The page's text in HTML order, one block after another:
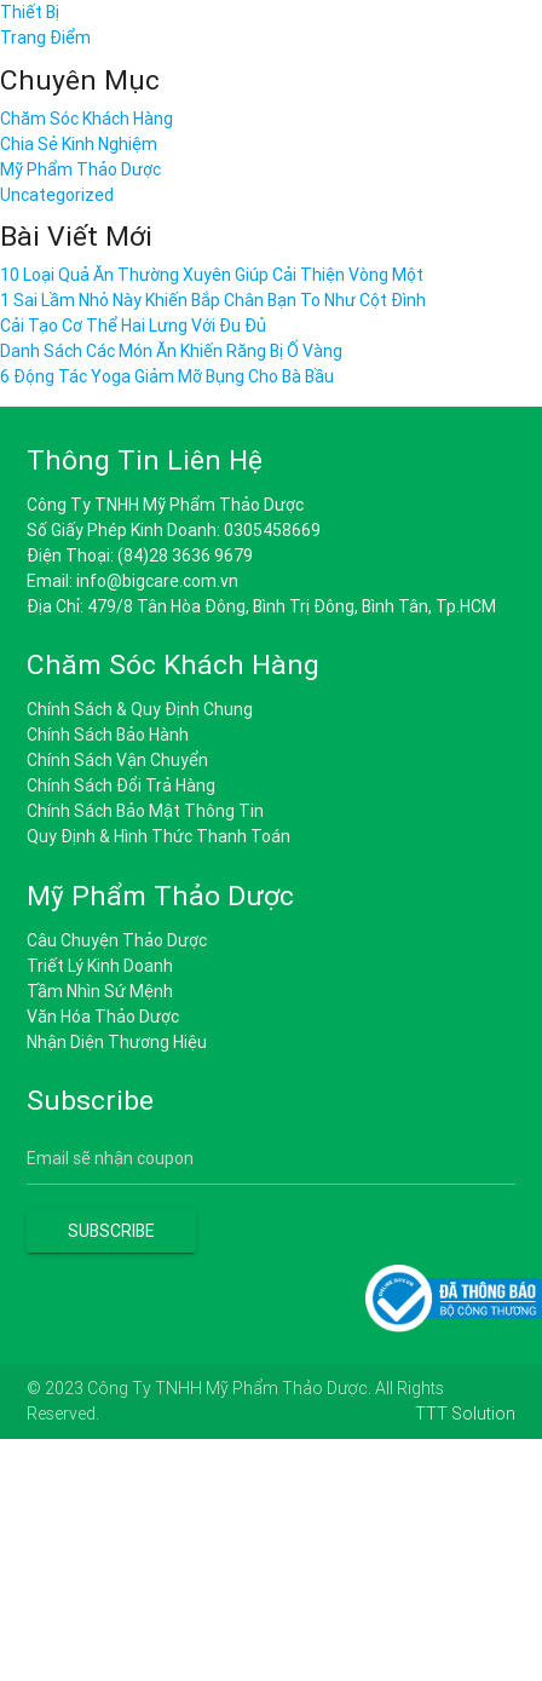
Thiết Bị
Trang Điểm
Chuyên Mục
Chăm Sóc Khách Hàng
Chia Sẻ Kinh Nghiệm
Mỹ Phẩm Thảo Dược
Uncategorized
Bài Viết Mới
10 Loại Quả Ăn Thường Xuyên Giúp Cải Thiện Vòng Một
1 Sai Lầm Nhỏ Này Khiến Bắp Chân Bạn To Như Cột Đình
Cải Tạo Cơ Thể Hai Lưng Với Đu Đủ
Danh Sách Các Món Ăn Khiến Răng Bị Ố Vàng
6 Động Tác Yoga Giảm Mỡ Bụng Cho Bà Bầu
Thông Tin Liên Hệ
Công Ty TNHH Mỹ Phẩm Thảo Dược
Số Giấy Phép Kinh Doanh: 0305458669
Điện Thoại: (84)28 3636 9679
Email: info@bigcare.com.vn
Địa Chỉ: 479/8 Tân Hòa Đông, Bình Trị Đông, Bình Tân, Tp.HCM
Chăm Sóc Khách Hàng
Chính Sách & Quy Định Chung
Chính Sách Bảo Hành
Chính Sách Vận Chuyển
Chính Sách Đổi Trả Hàng
Chính Sách Bảo Mật Thông Tin
Quy Định & Hình Thức Thanh Toán
Mỹ Phẩm Thảo Dược
Câu Chuyện Thảo Dược
Triết Lý Kinh Doanh
Tầm Nhìn Sứ Mệnh
Văn Hóa Thảo Dược
Nhận Diện Thương Hiệu
Subscribe
© 2023 Công Ty TNHH Mỹ Phẩm Thảo Dược. All Rights
Reserved.
TTT Solution